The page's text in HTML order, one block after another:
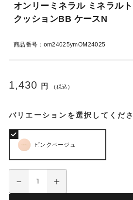
オンリーミネラル ミネラル
クッションBB ケースN
商品番号：om24025ymOM24025
1,430 円 (税込)
バリエーションを選択してくだ
ピンクベージュ